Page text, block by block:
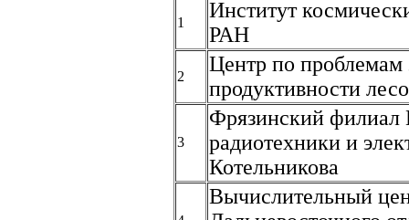
1
Институт
РАН
2
Центр по проблемам
продуктивности
3
Фрязинский филиал
радиотехники и
Котельникова
Вычислительный